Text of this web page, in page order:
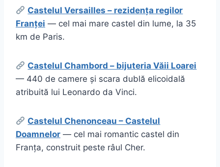
Castelul Versailles – rezidența regilor
Franței — cel mai mare castel din lume, la 35
km de Paris.
Castelul Chambord – bijuteria Văii Loarei
— 440 de camere și scara dublă elicoidală
atribuită lui Leonardo da Vinci.
Castelul Chenonceau – Castelul
Doamnelor — cel mai romantic castel din
Franța, construit peste râul Cher.